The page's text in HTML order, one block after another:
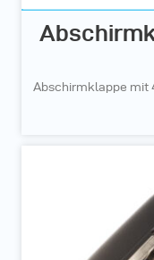
Abschirmklappe mit